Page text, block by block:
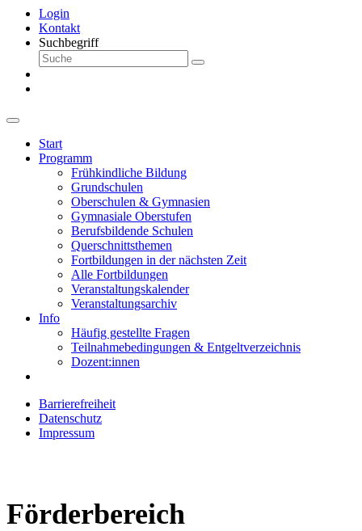
Login
Kontakt
Suchbegriff
Start
Programm
Frühkindliche Bildung
Grundschulen
Oberschulen & Gymnasien
Gymnasiale Oberstufen
Berufsbildende Schulen
Querschnittsthemen
Fortbildungen in der nächsten Zeit
Alle Fortbildungen
Veranstaltungskalender
Veranstaltungsarchiv
Info
Häufig gestellte Fragen
Teilnahmebedingungen & Entgeltverzeichnis
Dozent:innen
Barrierefreiheit
Datenschutz
Impressum
Förderbereich